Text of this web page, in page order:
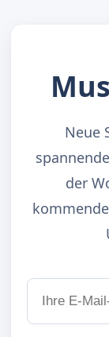
Neue
der